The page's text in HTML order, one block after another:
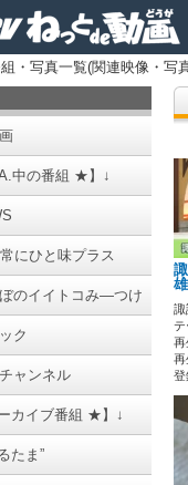
・写真一覧(関連映像・写
中の番組 ★】↓
にひと味プラス
のイイトコみ―つけ
ク
ャンネル
カイブ番組 ★】↓
たま”
諏
テ
再
再
登